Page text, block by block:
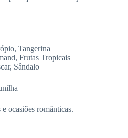
Tangerina
Frutas Tropicais
Sândalo
ocasiões românticas.